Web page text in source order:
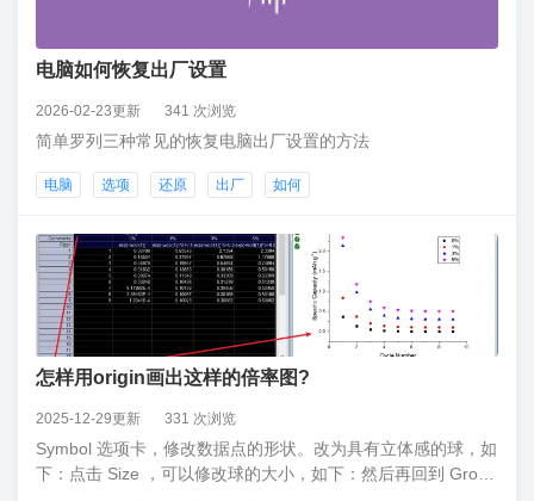
电脑如何恢复出厂设置
2026-02-23更新 341 次浏览
简单罗列三种常见的恢复电脑出厂设置的方法
电脑 选项 还原 出厂 如何
怎样用origin画出这样的倍率图?
2025-12-29更新 331 次浏览
Symbol 选项卡，修改数据点的形状。改为具有立体感的球，如
下：点击 Size ，可以修改球的大小，如下：然后再回到 Group